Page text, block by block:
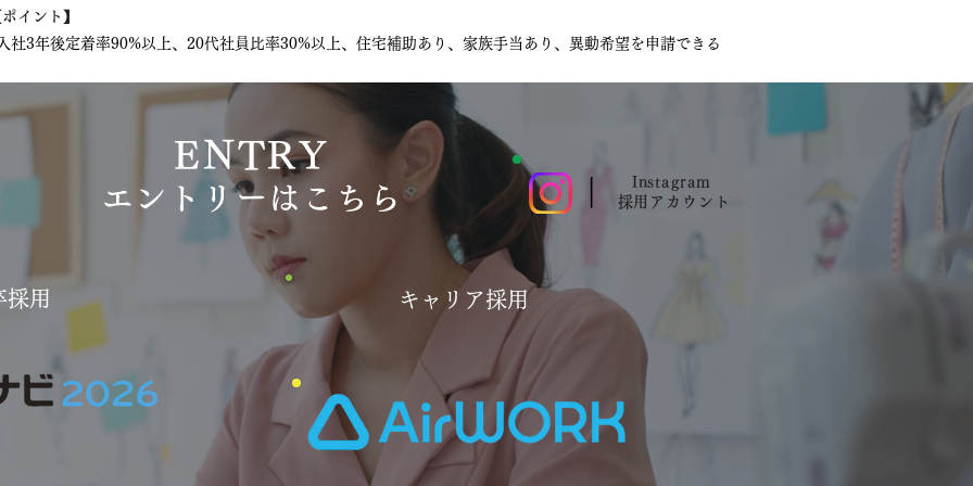
イント】
社3年後定着率90%以上、20代社員比率30%以上、住宅補助あり、家族手当あり、異動希望を申請できる
ENTRY
エントリーはこちら 採用アカウント
Instagram
採用 キャリア採用